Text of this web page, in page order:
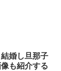
婚し旦那子
も紹介する